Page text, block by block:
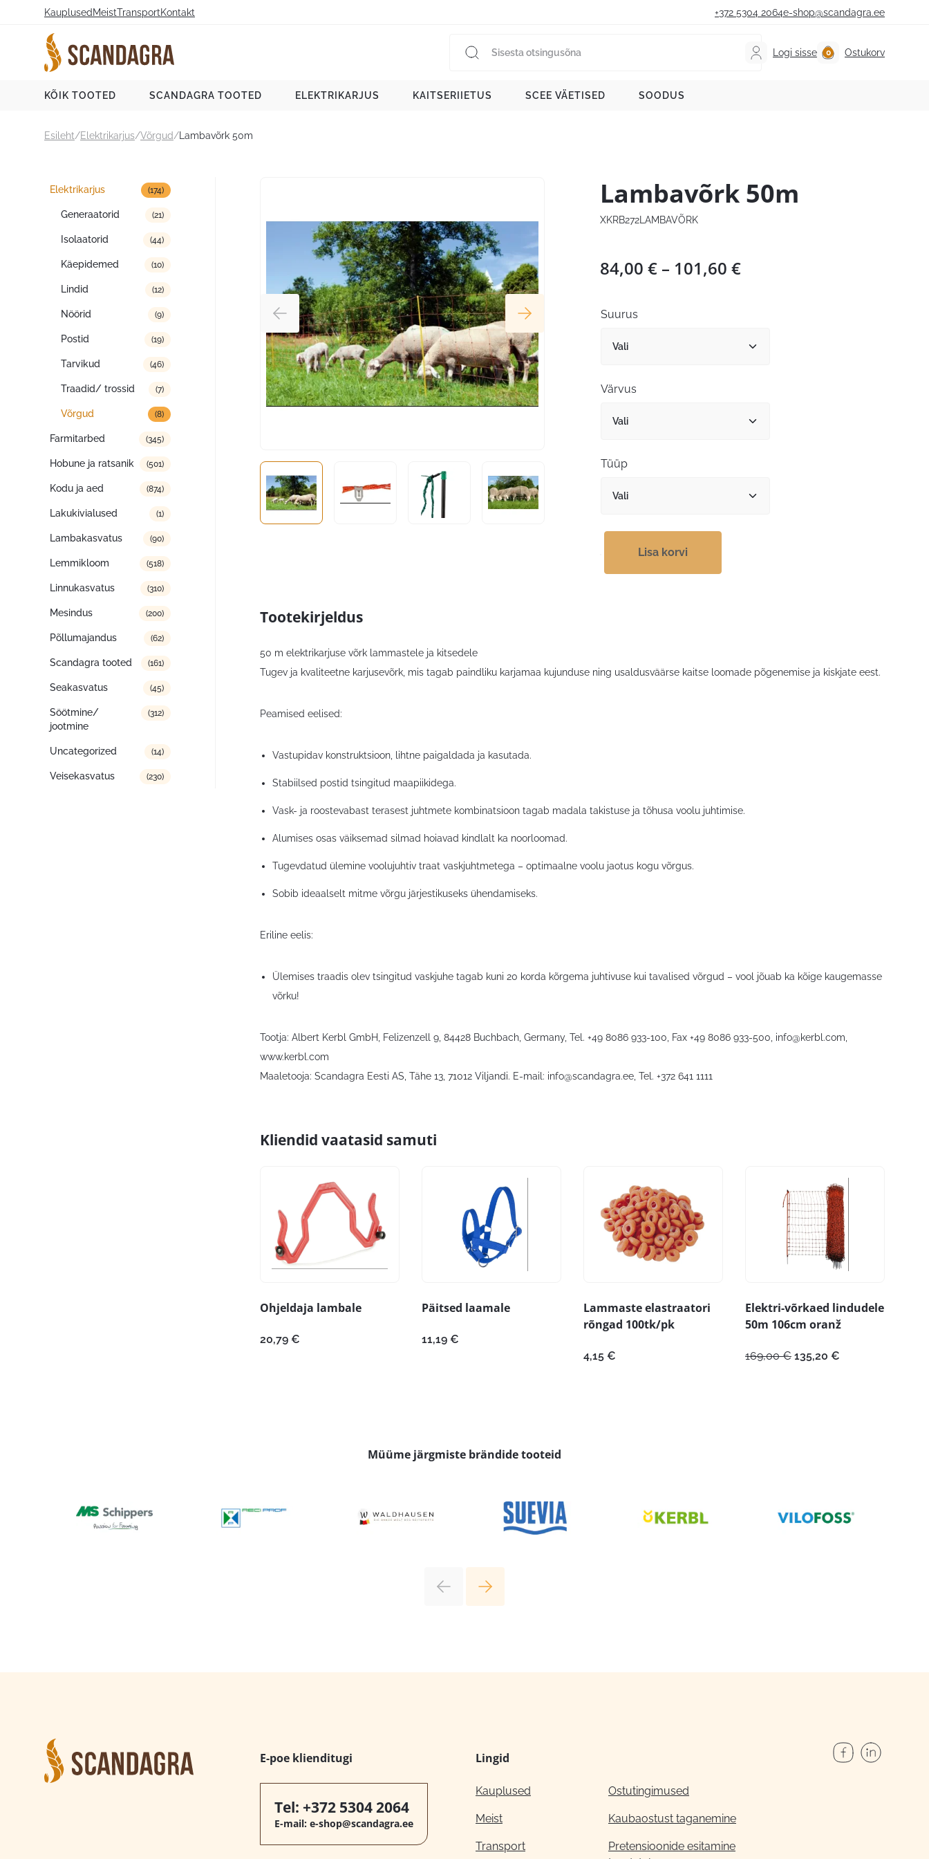
Kauplused MeistTransportKontakt +372 5304 2064e-shop@scandagra.ee
Logi sisse Ostukorv
KÕIK TOOTED SCANDAGRA TOOTED ELEKTRIKARJUS KAITSERIIETUS SCEE VÄETISED SOODUS
Esileht/Elektrikarjus/Võrgud/ Lambavõrk 50m
Tootekategooriad
Elektrikarjus (174)
Generaatorid (21)
Isolaatorid (44)
Käepidemed (10)
Lindid (12)
Nöörid (9)
Postid (19)
Tarvikud (46)
Traadid/ trossid (7)
Võrgud (8)
Farmitarbed (345)
Hobune ja ratsanik (501)
Kodu ja aed (874)
Lakukivialused (1)
Lambakasvatus (90)
Lemmikloom (518)
Linnukasvatus (310)
Mesindus (200)
Põllumajandus (62)
Scandagra tooted (161)
Seakasvatus (45)
Söötmine/
jootmine
(312)
Uncategorized (14)
Veisekasvatus (230)
Lambavõrk 50m
XKRB272LAMBAVÕRK
84,00 € – 101,60 €Hinnavahemik:
Suurus
Värvus
Tüüp
Lisa korvi
Tootekirjeldus
50 m elektrikarjuse võrk lammastele ja kitsedele
Tugev ja kvaliteetne karjusevõrk, mis tagab paindliku karjamaa kujunduse ning usaldusväärse kaitse loomade põgenemise ja kiskjate eest.
Peamised eelised:
Vastupidav konstruktsioon, lihtne paigaldada ja kasutada.
Stabiilsed postid tsingitud maapiikidega.
Vask- ja roostevabast terasest juhtmete kombinatsioon tagab madala takistuse ja tõhusa voolu juhtimise.
Alumises osas väiksemad silmad hoiavad kindlalt ka noorloomad.
Tugevdatud ülemine voolujuhtiv traat vaskjuhtmetega – optimaalne voolu jaotus kogu võrgus.
Sobib ideaalselt mitme võrgu järjestikuseks ühendamiseks.
Eriline eelis:
Ülemises traadis olev tsingitud vaskjuhe tagab kuni 20 korda kõrgema juhtivuse kui tavalised võrgud – vool jõuab ka kõige kaugemasse
võrku!
Tootja: Albert Kerbl GmbH, Felizenzell 9, 84428 Buchbach, Germany, Tel. +49 8086 933-100, Fax +49 8086 933-500, info@kerbl.com
www.kerbl.com
Maaletooja: Scandagra Eesti AS, Tähe 13, 71012 Viljandi. E-mail: info@scandagra.ee , Tel. +372 641 1111
Kliendid vaatasid samuti
Ohjeldaja lambale
20,79 €
Päitsed laamale
11,19 €
Lammaste elastraatori
rõngad 100tk/pk
4,15 €
Elektri-võrkaed lindudele
50m 106cm oranž
169,00€ Algne
135,20 €
Müüme järgmiste brändide tooteid
E-poe klienditugi
Tel: +372 5304 2064
E-mail: e-shop@scandagra.ee
Lingid
Kauplused
Meist
Transport
Ostutingimused
Kaubaostust taganemine
Pretensioonide esitamine